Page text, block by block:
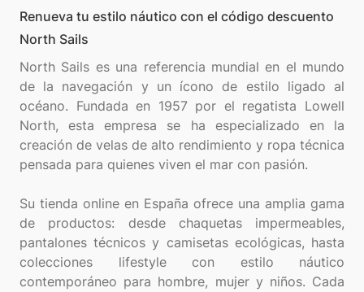
Renueva tu estilo náutico con el código descuento
North Sails
North Sails es una referencia mundial en el mundo
de la navegación y un ícono de estilo ligado al
océano. Fundada en 1957 por el regatista Lowell
North, esta empresa se ha especializado en la
creación de velas de alto rendimiento y ropa técnica
pensada para quienes viven el mar con pasión.
Su tienda online en España ofrece una amplia gama
de productos: desde chaquetas impermeables,
pantalones técnicos y camisetas ecológicas, hasta
colecciones lifestyle con estilo náutico
contemporáneo para hombre, mujer y niños. Cada